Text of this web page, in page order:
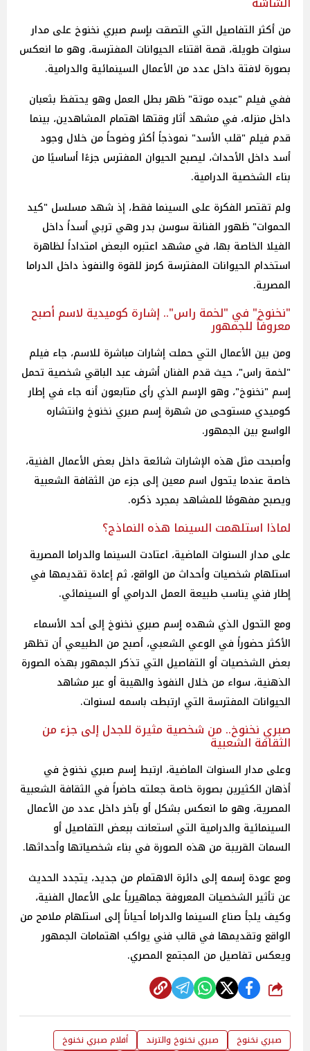
من أكثر التفاصيل التي التصقت بٳسم صبري نخنوخ على مدار
سنوات طويلة، قصة اقتناء الحيوانات المفترسة، وهو ما انعكس
بصورة لافتة داخل عدد من الأعمال السينمائية والدرامية.
ففي فيلم "عبده موتة" ظهر بطل العمل وهو يحتفظ بثعبان
داخل منزله، في مشهد أثار وقتها اهتمام المشاهدين، بينما
قدم فيلم "قلب الأسد" نموذجاً أكثر وضوحاً من خلال وجود
أسد داخل الأحداث، ليصبح الحيوان المفترس جزءًا أساسيًا من
بناء الشخصية الدرامية.
ولم تقتصر الفكرة على السينما فقط، إذ شهد مسلسل "كيد
الحموات" ظهور الفنانة سوسن بدر وهي تربي أسداً داخل
الفيلا الخاصة بها، في مشهد اعتبره البعض امتداداً لظاهرة
استخدام الحيوانات المفترسة كرمز للقوة والنفوذ داخل الدراما
المصرية.
"نخنوخ" في "لخمة راس".. إشارة كوميدية لاسم أصبح
معروفاً للجمهور
ومن بين الأعمال التي حملت إشارات مباشرة للاسم، جاء فيلم
"لخمة راس"، حيث قدم الفنان أشرف عبد الباقي شخصية تحمل
ٳسم "نخنوخ"، وهو الٳسم الذي رأى متابعون أنه جاء في إطار
كوميدي مستوحى من شهرة ٳسم صبري نخنوخ وانتشاره
الواسع بين الجمهور.
وأصبحت مثل هذه الإشارات شائعة داخل بعض الأعمال الفنية،
خاصة عندما يتحول اسم معين إلى جزء من الثقافة الشعبية
ويصبح مفهومًا للمشاهد بمجرد ذكره.
لماذا استلهمت السينما هذه النماذج؟
على مدار السنوات الماضية، اعتادت السينما والدراما المصرية
استلهام شخصيات وأحداث من الواقع، ثم إعادة تقديمها في
إطار فني يناسب طبيعة العمل الدرامي أو السينمائي.
ومع التحول الذي شهده ٳسم صبري نخنوخ إلى أحد الأسماء
الأكثر حضوراً في الوعي الشعبي، أصبح من الطبيعي أن تظهر
بعض الشخصيات أو التفاصيل التي تذكر الجمهور بهذه الصورة
الذهنية، سواء من خلال النفوذ والهيبة أو عبر مشاهد
الحيوانات المفترسة التي ارتبطت باسمه لسنوات.
صبري نخنوخ.. من شخصية مثيرة للجدل إلى جزء من
الثقافة الشعبية
وعلى مدار السنوات الماضية، ارتبط ٳسم صبري نخنوخ في
أذهان الكثيرين بصورة خاصة جعلته حاضراً في الثقافة الشعبية
المصرية، وهو ما انعكس بشكل أو بآخر داخل عدد من الأعمال
السينمائية والدرامية التي استعانت ببعض التفاصيل أو
السمات القريبة من هذه الصورة في بناء شخصياتها وأحداثها.
ومع عودة ٳسمه إلى دائرة الاهتمام من جديد، يتجدد الحديث
عن تأثير الشخصيات المعروفة جماهيرياً على الأعمال الفنية،
وكيف يلجأ صناع السينما والدراما أحياناً إلى استلهام ملامح من
الواقع وتقديمها في قالب فني يواكب اهتمامات الجمهور
ويعكس تفاصيل من المجتمع المصري.
شارك
صبري نخنوخ صبري نخنوخ والترند
أفلام صبري نخنوخ